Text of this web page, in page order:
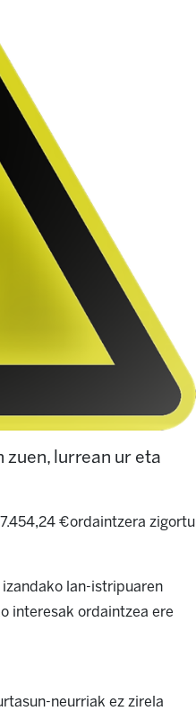
lurrean ur eta
€ordaintzera zigortu
lan-istripuaren
interesak ordaintzea ere
neurriak ez zirela